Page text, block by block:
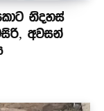
නිදහස්
අවසන්